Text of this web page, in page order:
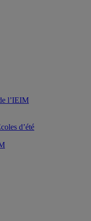
l’IEIM
d’été